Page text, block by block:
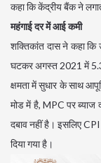
कहा कि केंद्रीय बैंक ने
महंगाई दर में आई कमी
शक्तिकांत दास ने कहा कि
घटकर अगस्त 2021 में 5.3
क्षमता में सुधार के साथ
मोड में है, MPC पर ब्याज
दबाव नहीं है। इसलिए
दिया गया है।